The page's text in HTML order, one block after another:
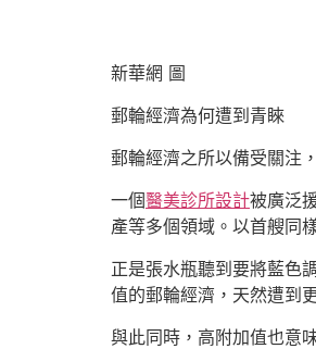
新華網 圖
郵輪經濟為何遭到青睞
郵輪經濟之所以備受關注
一個醫美診所設計被廣泛
產等多個領域。以首艘同
正是張水瓶聽到要將藍色
值的郵輪經濟，天然遭到
與此同時，高附加值也意